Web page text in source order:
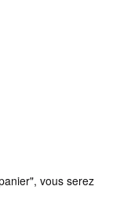
vous serez